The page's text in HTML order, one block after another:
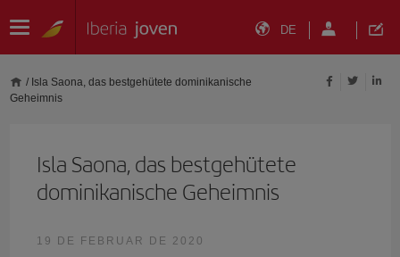
DE
/ Isla Saona, das bestgehütete dominikanische
Geheimnis
Isla Saona, das bestgehütete
dominikanische Geheimnis
19 DE FEBRUAR DE 2020